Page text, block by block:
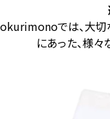
okurimonoでは、大切
にあった、様々